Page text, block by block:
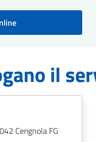
il
Cerignola FG